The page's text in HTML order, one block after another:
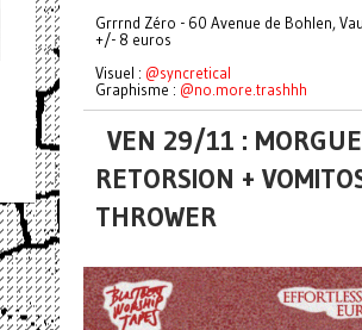
Grrrnd Zéro - 60 Avenue de Bohlen,
+/- 8 euros
Visuel : @syncretical
Graphisme : @no.more.trashhh
VEN 29/11 :
RETORSION +
THROWER